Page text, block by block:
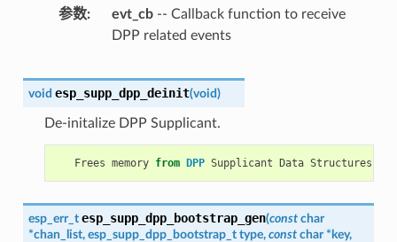
参数 evt_cb-- Callback function to receive
DPP related events
void esp_supp_dpp_deinit(void)
De-initalize DPP Supplicant.
Frees memory from DPP Supplicant Data Structures
esp_err_t esp_supp_dpp_bootstrap_gen(const char
*chan_list, esp_supp_dpp_bootstrap_t type, const char * key,